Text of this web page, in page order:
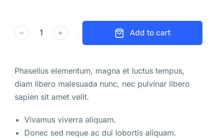
﹣ ﹢ Add to cart
Phasellus elementum, magna et luctus tempus,
diam libero malesuada nunc, nec pulvinar libero
sapien sit amet velit.
Vivamus viverra aliquam.
Donec sed neque ac dui lobortis aliquam.